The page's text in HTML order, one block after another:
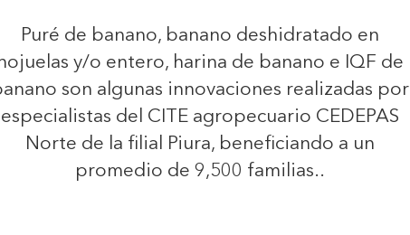
Puré de banano, banano deshidratado en
hojuelas y/o entero, harina de banano e IQF de
son algunas innovaciones realizadas por
especialistas del CITE agropecuario CEDEPAS
Norte de la filial Piura, beneficiando a un
promedio de 9,500 familias..